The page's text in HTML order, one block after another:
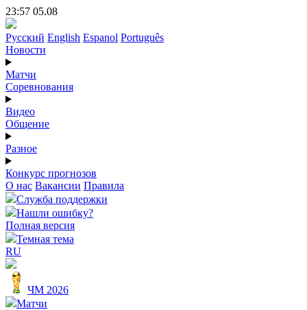
23:57 05.08
Русский English Espanol Português
Новости
Матчи
Соревнования
Видео
Общение
Разное
Конкурс прогнозов
О нас Вакансии Правила
Служба поддержки
Нашли ошибку?
Полная версия
Темная тема
RU
ЧМ 2026
Матчи